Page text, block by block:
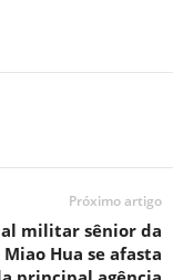
Próximo artigo
militar sênior da
Hua se afasta